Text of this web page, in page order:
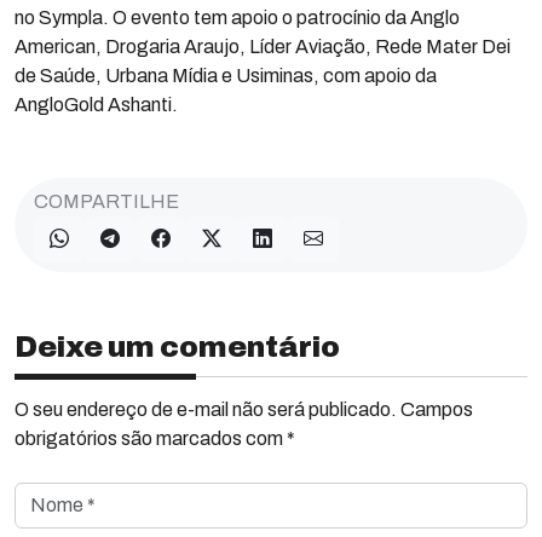
no Sympla. O evento tem apoio o patrocínio da Anglo
American, Drogaria Araujo, Líder Aviação, Rede Mater Dei
de Saúde, Urbana Mídia e Usiminas, com apoio da
AngloGold Ashanti.
COMPARTILHE
Deixe um comentário
O seu endereço de e-mail não será publicado. Campos
obrigatórios são marcados com *
Nome *